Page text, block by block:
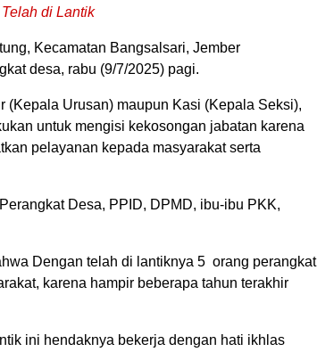
di Lantik
Kecamatan Bangsalsari, Jember
desa, rabu (9/7/2025) pagi.
(Kepala Urusan) maupun Kasi (Kepala Seksi),
untuk mengisi kekosongan jabatan karena
pelayanan kepada masyarakat serta
Desa, PPID, DPMD, ibu-ibu PKK,
Dengan telah di lantiknya 5 orang perangkat
karena hampir beberapa tahun terakhir
ini hendaknya bekerja dengan hati ikhlas